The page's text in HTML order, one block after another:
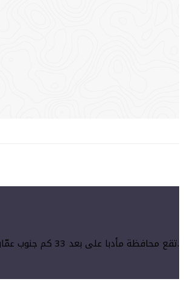
تقع محافظة مأدبا على بعد 33 كم جنوب عمّان ، وسط سهول خصبة، بناها المؤابيون في القرن التاسع قبل الميلاد.